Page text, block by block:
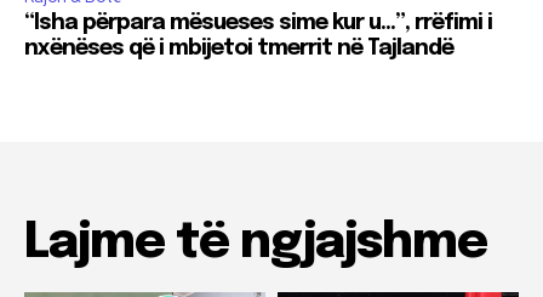
“Isha përpara mësueses sime kur u…”, rrëfimi i
nxënëses që i mbijetoi tmerrit në Tajlandë
Lajme të ngjajshme